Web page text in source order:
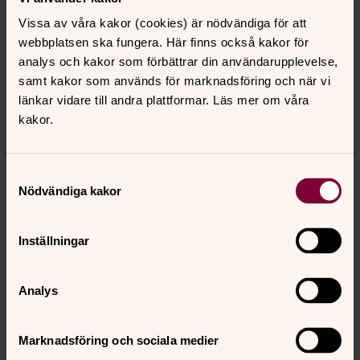
Vissa av våra kakor (cookies) är nödvändiga för att
webbplatsen ska fungera. Här finns också kakor för
analys och kakor som förbättrar din användarupplevelse,
samt kakor som används för marknadsföring och när vi
länkar vidare till andra plattformar. Läs mer om våra
kakor.
Nödvändiga kakor
Inställningar
Analys
Marknadsföring och sociala medier
”Höjdpunkten var mässan på Petersplatsen med Påve
Franciskus där tusentals människor från hela världen
samlats.”
Nyfiken på vad som händer i
församlingen?
IKalender m.m.kan du läsa vad som händer i hela vår
december-februari
september-november
Om du vill ha en papperskalender finns den att hämta i
alla våra församlingsgårdar, i våra kyrkor, turistbyrån,
digitalt eller prenumerera via e-post.
kalendern digitalt, prenumerera eller läsa våra gamla